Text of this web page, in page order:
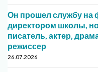
Он прошел службу на
директором школы,
писатель, актер,
режиссер
26.07.2026